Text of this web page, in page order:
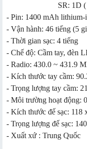
SR: 1D ( Code
- Pin: 1400 mAh lithium-
- Vận hành: 46 tiếng (5
- Thời gian sạc: 4 tiếng
- Chế độ: Cầm tay, đèn
- Radio: 430.0 ~ 431.9
- Kích thước tay cầm:
- Trọng lượng tay cầm:
- Môi trường hoạt động:
- Kích thước đế sạc: 118
- Trọng lượng đế sạc:
- Xuất xứ : Trung Quốc